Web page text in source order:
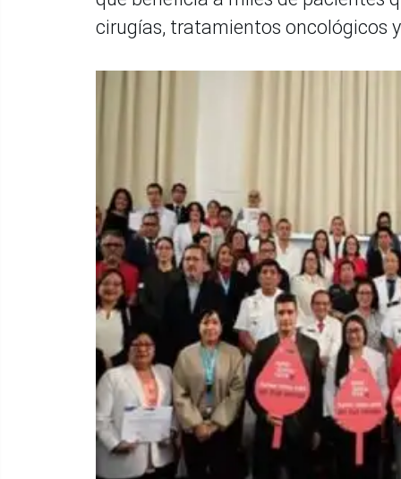
cirugías, tratamientos oncológicos